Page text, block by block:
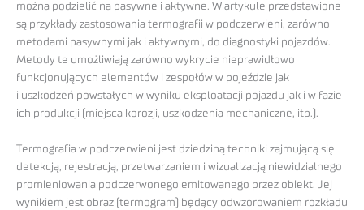
można podzielić na pasywne i aktywne. W artykule przedstawione
są przykłady zastosowania termografii w podczerwieni, zarówno
metodami pasywnymi jak i aktywnymi, do diagnostyki pojazdów.
Metody te umożliwiają zarówno wykrycie nieprawidłowo
funkcjonujących elementów i zespołów w pojeździe jak
i uszkodzeń powstałych w wyniku eksploatacji pojazdu jak i w fazie
ich produkcji (miejsca korozji, uszkodzenia mechaniczne, itp.).
Termografia w podczerwieni jest dziedziną techniki zajmującą się
detekcją, rejestracją, przetwarzaniem i wizualizacją niewidzialnego
promieniowania podczerwonego emitowanego przez obiekt. Jej
wynikiem jest obraz (termogram) będący odwzorowaniem rozkładu